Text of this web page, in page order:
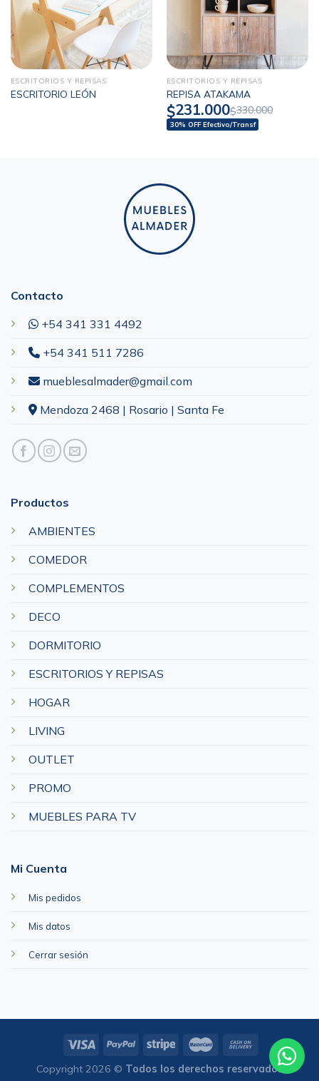
ESCRITORIOS Y REPISAS
ESCRITORIO LEÓN
ESCRITORIOS Y REPISAS
REPISA ATAKAMA
$231.000$330.000
30% OFF Efectivo/Transf
Productos
AMBIENTES
COMEDOR
COMPLEMENTOS
DECO
DORMITORIO
ESCRITORIOS Y REPISAS
HOGAR
LIVING
OUTLET
PROMO
MUEBLES PARA TV
Mi Cuenta
Mis pedidos
Mis datos
Cerrar sesión
Contacto
+54 341 331 4492
+54 341 511 7286
mueblesalmader@gmail.com
Mendoza 2468 | Rosario | Santa Fe
Copyright 2026 © Todos los derechos reservados